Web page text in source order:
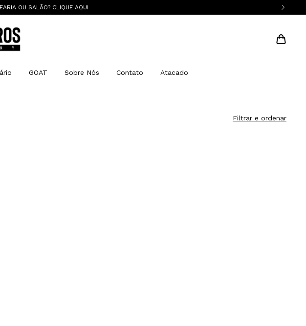
OU SALÃO? CLIQUE AQUI
GOAT Sobre Nós Contato Atacado
Filtrar e ordenar